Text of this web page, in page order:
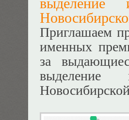
выделение
Приглашаем
именных
за
выделение